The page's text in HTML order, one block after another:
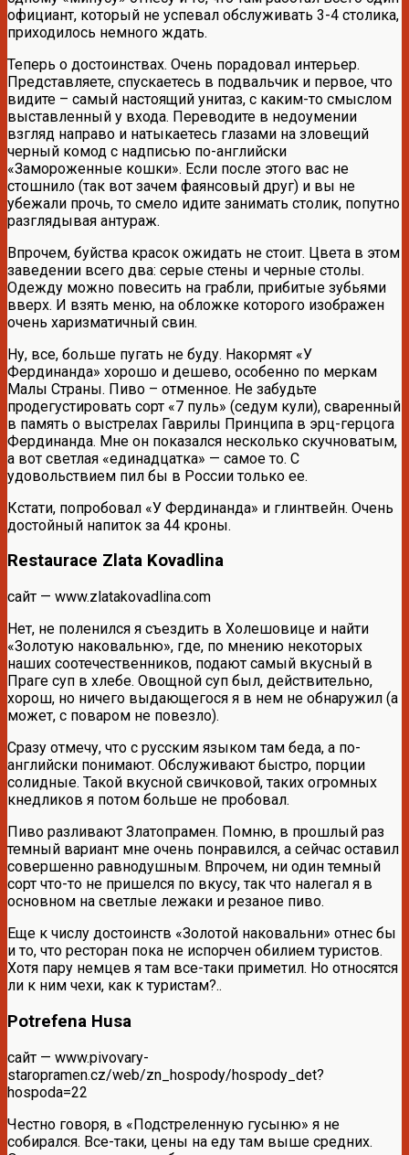
официант, который не успевал обслуживать 3-4 столика,
приходилось немного ждать.
Теперь о достоинствах. Очень порадовал интерьер.
Представляете, спускаетесь в подвальчик и первое, что
видите – самый настоящий унитаз, с каким-то смыслом
выставленный у входа. Переводите в недоумении
взгляд направо и натыкаетесь глазами на зловещий
черный комод с надписью по-английски
«Замороженные кошки». Если после этого вас не
стошнило (так вот зачем фаянсовый друг) и вы не
убежали прочь, то смело идите занимать столик, попутно
разглядывая антураж.
Впрочем, буйства красок ожидать не стоит. Цвета в этом
заведении всего два: серые стены и черные столы.
Одежду можно повесить на грабли, прибитые зубьями
вверх. И взять меню, на обложке которого изображен
очень харизматичный свин.
Ну, все, больше пугать не буду. Накормят «У
Фердинанда» хорошо и дешево, особенно по меркам
Малы Страны. Пиво – отменное. Не забудьте
продегустировать сорт «7 пуль» (седум кули), сваренный
в память о выстрелах Гаврилы Принципа в эрц-герцога
Фердинанда. Мне он показался несколько скучноватым,
а вот светлая «единадцатка» — самое то. С
удовольствием пил бы в России только ее.
Кстати, попробовал «У Фердинанда» и глинтвейн. Очень
достойный напиток за 44 кроны.
Restaurace Zlatа Kovadlina
сайт — www.zlatakovadlina.com
Нет, не поленился я съездить в Холешовице и найти
«Золотую наковальню», где, по мнению некоторых
наших соотечественников, подают самый вкусный в
Праге суп в хлебе. Овощной суп был, действительно,
хорош, но ничего выдающегося я в нем не обнаружил (а
может, с поваром не повезло).
Сразу отмечу, что с русским языком там беда, а по-
английски понимают. Обслуживают быстро, порции
солидные. Такой вкусной свичковой, таких огромных
кнедликов я потом больше не пробовал.
Пиво разливают Златопрамен. Помню, в прошлый раз
темный вариант мне очень понравился, а сейчас оставил
совершенно равнодушным. Впрочем, ни один темный
сорт что-то не пришелся по вкусу, так что налегал я в
основном на светлые лежаки и резаное пиво.
Еще к числу достоинств «Золотой наковальни» отнес бы
и то, что ресторан пока не испорчен обилием туристов.
Хотя пару немцев я там все-таки приметил. Но относятся
ли к ним чехи, как к туристам?..
Potrefena Husa
сайт — www.pivovary-
staropramen.cz/web/zn_hospody/hospody_det?
hospoda=22
Честно говоря, в «Подстреленную гусыню» я не
собирался. Все-таки, цены на еду там выше средних.